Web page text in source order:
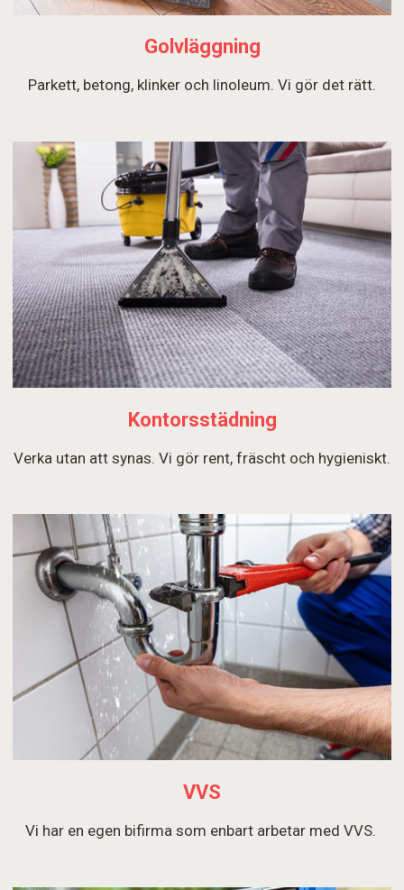
Golvläggning
Parkett, betong, klinker och linoleum. Vi gör det rätt.
Kontorsstädning
Verka utan att synas. Vi gör rent, fräscht och hygieniskt.
VVS
Vi har en egen bifirma som enbart arbetar med VVS.